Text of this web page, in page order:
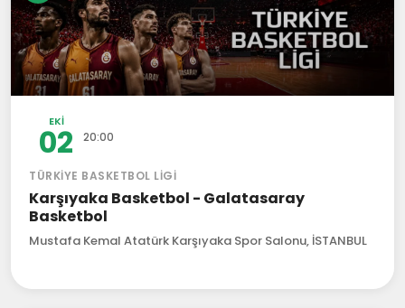
EKI
02 20:00
TÜRKIYE BASKETBOL LIGI
Karşıyaka Basketbol - Galatasaray
Basketbol
Mustafa Kemal Atatürk Karşıyaka Spor Salonu, İSTANBUL